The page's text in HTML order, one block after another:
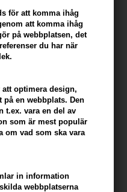
för att komma ihåg
att komma ihåg
på webbplatsen, det
du har när
optimera design,
på en webbplats. Den
t.ex. vara en del av
som är mest populär
om vad som ska vara
in information
webbplatserna
Tidigare lägsta pris: 507,00
380,00 SEK
Erbjudandet gäller: 30.07.26 -
13.08.26